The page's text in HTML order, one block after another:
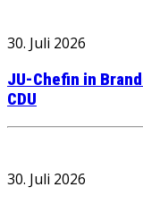
30. Juli 2026
JU-Chefin in
CDU
30. Juli 2026